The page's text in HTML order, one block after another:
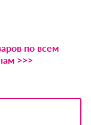
по всем
>>>